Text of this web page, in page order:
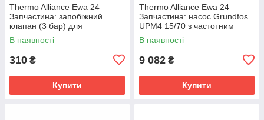
Thermo Alliance Ewa 24
Запчастина: запобіжний
клапан (3 бар) для
пластикової гідрогрупи
(15311009000051)
В наявності
310 ₴
Купити
Thermo Alliance Ewa 24
Запчастина: насос Grundfos
UPM4 15/70 з частотним
регулюванням
(15311010000012)
В наявності
9 082 ₴
Купити